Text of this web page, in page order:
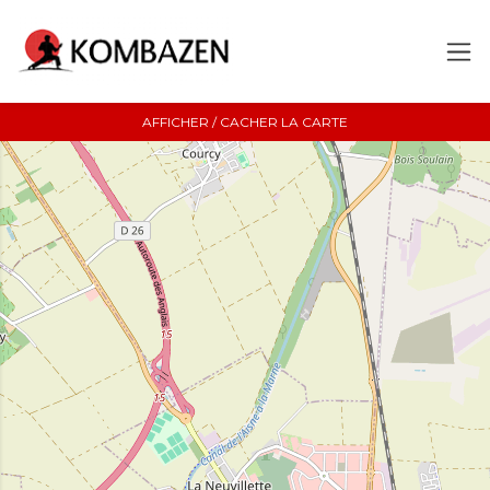
AFFICHER / CACHER LA CARTE